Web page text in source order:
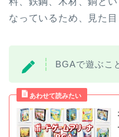
なっているため、見た目
BGAで遊ぶこ